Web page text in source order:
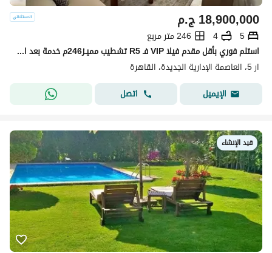
ج.م18,900,000
5
4
246 متر مربع
استلم فوري بأقل مقدم فيلا VIP فـ R5 تشطيب مميـز246م خدمة بعد البيع من Hyde Park للبيع في العاصمة الإدارية بجوار المقصد ولافيستا
ار 5، العاصمة الإدارية الجديدة، القاهرة
الإيميل
اتصل
قيد الإنشاء